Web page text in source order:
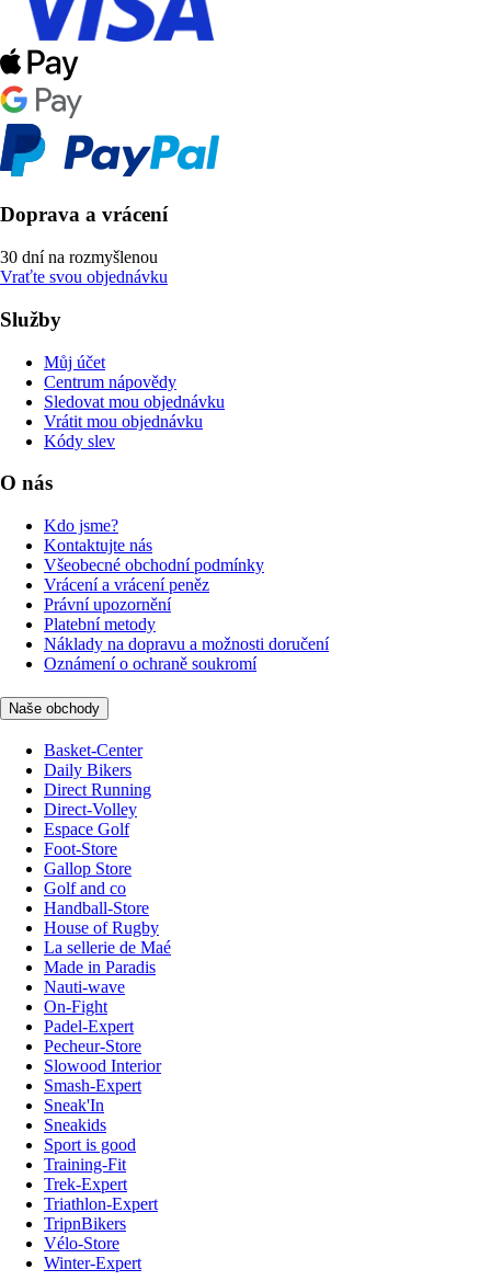
Doprava a vrácení
30 dní na rozmyšlenou
Vraťte svou objednávku
Služby
Můj účet
Centrum nápovědy
Sledovat mou objednávku
Vrátit mou objednávku
Kódy slev
O nás
Kdo jsme?
Kontaktujte nás
Všeobecné obchodní podmínky
Vrácení a vrácení peněz
Právní upozornění
Platební metody
Náklady na dopravu a možnosti doručení
Oznámení o ochraně soukromí
Naše obchody
Basket-Center
Daily Bikers
Direct Running
Direct-Volley
Espace Golf
Foot-Store
Gallop Store
Golf and co
Handball-Store
House of Rugby
La sellerie de Maé
Made in Paradis
Nauti-wave
On-Fight
Padel-Expert
Pecheur-Store
Slowood Interior
Smash-Expert
Sneak'In
Sneakids
Sport is good
Training-Fit
Trek-Expert
Triathlon-Expert
TripnBikers
Vélo-Store
Winter-Expert